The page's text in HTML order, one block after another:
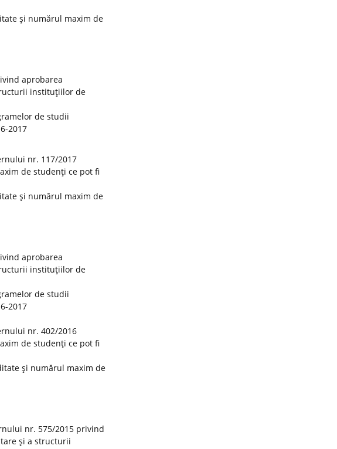
şi numărul maxim de
aprobarea
instituţiilor de
de studii
2017
nr. 117/2017
de studenţi ce pot fi
şi numărul maxim de
aprobarea
instituţiilor de
de studii
2017
nr. 402/2016
de studenţi ce pot fi
şi numărul maxim de
nr. 575/2015 privind
şi a structurii